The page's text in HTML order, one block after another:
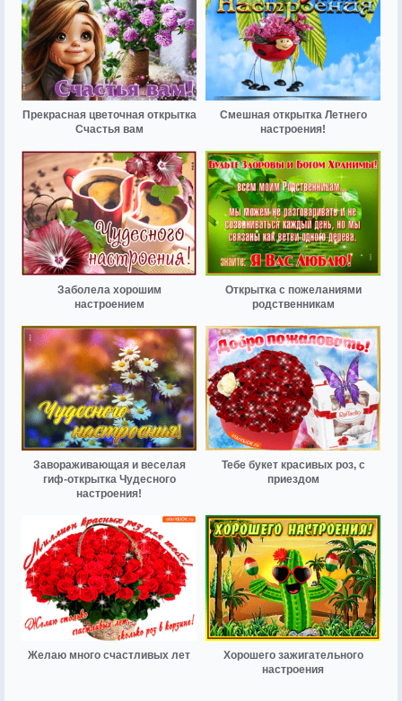
Прекрасная цветочная открытка
Счастья вам
Смешная открытка Летнего
настроения!
Заболела хорошим
настроением
Открытка с пожеланиями
родственникам
Завораживающая и веселая
гиф-открытка Чудесного
настроения!
Тебе букет красивых роз, с
приездом
Желаю много счастливых лет
Хорошего зажигательного
настроения